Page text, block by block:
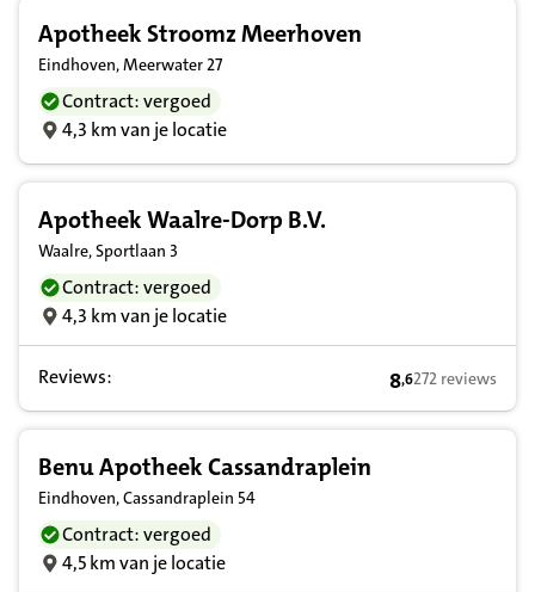
Apotheek Stroomz Meerhoven
Eindhoven, Meerwater 27
Contract: vergoed
4,3 km van je locatie
Apotheek Waalre-Dorp B.V.
Waalre, Sportlaan 3
Contract: vergoed
4,3 km van je locatie
Reviews: 8,6 op basis van
8,6272 reviews
Benu Apotheek Cassandraplein
Eindhoven, Cassandraplein 54
Contract: vergoed
4,5 km van je locatie